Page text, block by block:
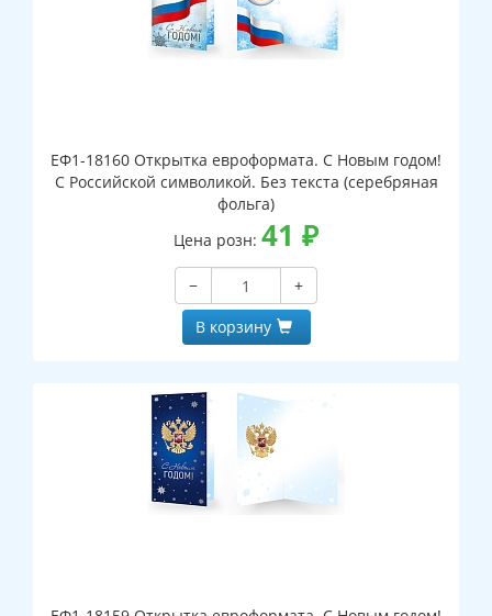
ЕФ1-18160 Открытка евроформата. С Новым годом!
С Российской символикой. Без текста (серебряная
фольга)
Цена розн: 41 ₽
−
+
В корзину